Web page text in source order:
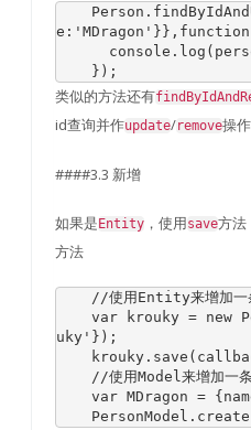
Person .
e : 'MDragon' }}, function
      console
. log (
});
类似的方法还有
id查询并作update/remove操
####3.3 新增
如果是 Entity ，使用save方法
方法
//使用Entity来增加一
var krouky = new
uky' });
    krouky
. save (
//使用Model来增加一
var MDragon = {
PersonModel . create